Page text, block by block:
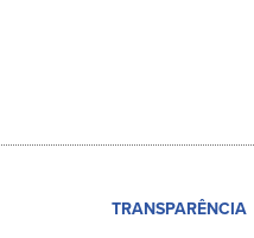
TRANSPARÊNCIA